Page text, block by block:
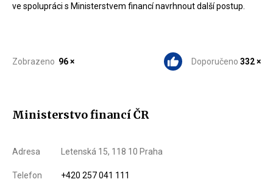
ve spolupráci s Ministerstvem financí navrhnout další postup.
Zobrazeno 96 × Doporučeno 332 ×
Ministerstvo financí ČR
Adresa Letenská 15, 118 10 Praha
Telefon +420 257 041 111